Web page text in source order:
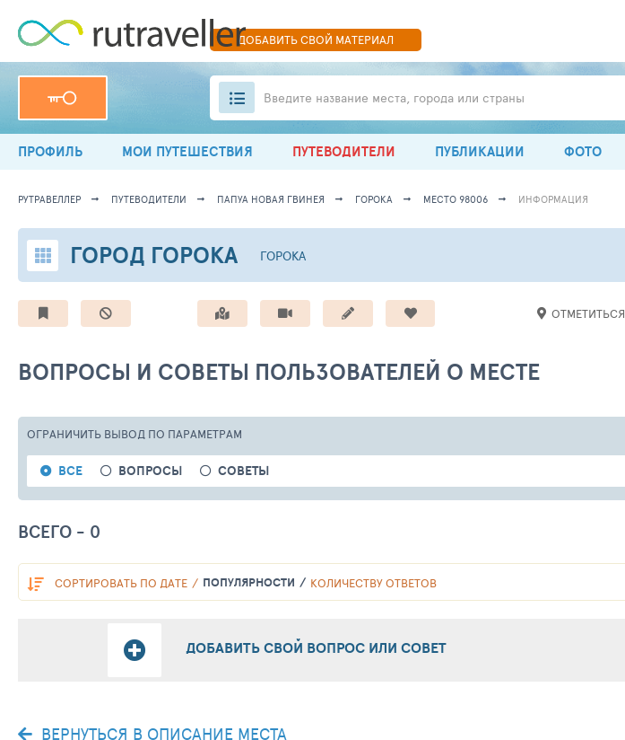
ДОБАВИТЬСВОЙ МАТЕРИАЛ
Введите название места, города или страны
ПРОФИЛЬ МОИ ПУТЕШЕСТВИЯ ПУТЕВОДИТЕЛИ ПУБЛИКАЦИИ ФОТО
РУТРАВЕЛЛЕР ПУТЕВОДИТЕЛИ ПАПУА НОВАЯ ГВИНЕЯ ГОРОКА МЕСТО 98006 ИНФОРМАЦИЯ
ГОРОД ГОРОКА ГОРОКА
ОТМЕТИТЬСЯ
ВОПРОСЫ И СОВЕТЫ ПОЛЬЗОВАТЕЛЕЙ О МЕСТЕ
ОГРАНИЧИТЬ ВЫВОД ПО ПАРАМЕТРАМ
ВСЕ ВОПРОСЫ СОВЕТЫ
ВСЕГО - 0
СОРТИРОВАТЬ ПО ДАТЕ ПОПУЛЯРНОСТИ КОЛИЧЕСТВУ ОТВЕТОВ
ДОБАВИТЬ СВОЙ ВОПРОС ИЛИ СОВЕТ
ВЕРНУТЬСЯ В ОПИСАНИЕ МЕСТА